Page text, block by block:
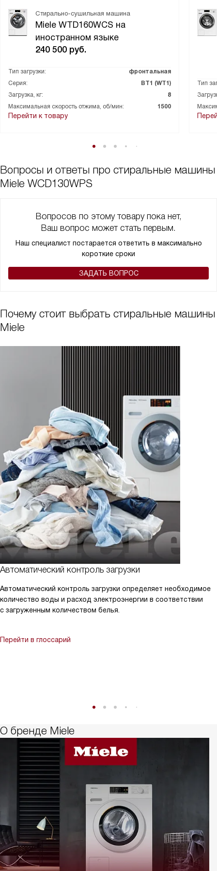
Стирально-сушильная машина
Miele WTD160WCS на
иностранном языке
240 500 руб.
Тип загрузки:
фронтальная
Серия:
ВТ1 (WT1)
Загрузка, кг:
8
Максимальная скорость отжима, об/мин:
1500
Перейти к товару
Тип
Вопросы и ответы про стиральные машины
Miele WCD130WPS
Вопросов по этому товару пока нет,
Ваш вопрос может стать первым.
Наш специалист постарается ответить в максимально
короткие сроки
ЗАДАТЬ ВОПРОС
Почему стоит выбрать стиральные машины
Miele
Автоматический контроль загрузки
Автоматический контроль загрузки определяет необходимое
количество воды и расход электроэнергии в соответствии
с загруженным количеством белья.
Перейти в глоссарий
О бренде Miele